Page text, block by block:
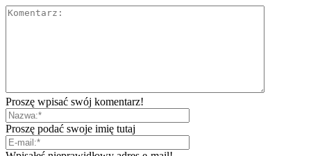
Proszę wpisać swój komentarz!
Proszę podać swoje imię tutaj